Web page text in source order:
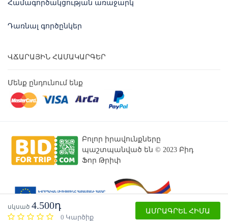
սկսած 4.500դ
0 Կարծիք
ԱՄՐԱԳՐԵԼ ՀԻՄԱ
Համագործակցության առաջարկ
Դառնալ գործընկեր
ՎՃԱՐԱՅԻՆ ՀԱՄԱԿԱՐԳԵՐ
Մենք ընդունում ենք
Բոլոր իրավունքները
պաշտպանված են © 2023 Բիդ
Ֆոր Թրիփ